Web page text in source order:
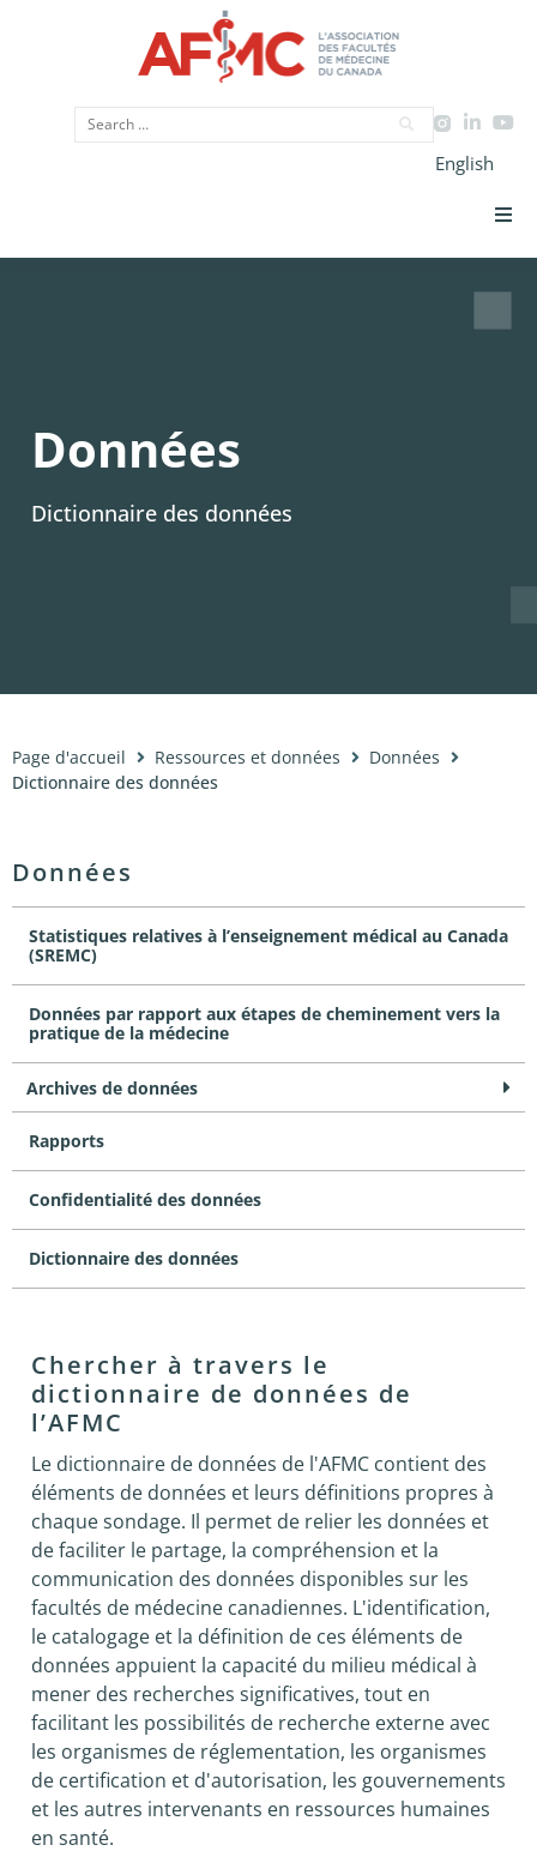
English
Plaidoyer
Initiatives
Données
Dictionnaire des données
Page d'accueil Ressources et données
Données
Dictionnaire des données
Données
Statistiques relatives à l’enseignement médical au Canada
(SREMC)
Données par rapport aux étapes de cheminement vers la
pratique de la médecine
Archives de données
Rapports
Confidentialité des données
Dictionnaire des données
Chercher à travers le
dictionnaire de données de
l’AFMC
Le dictionnaire de données de l'AFMC contient des
éléments de données et leurs définitions propres à
chaque sondage. Il permet de relier les données et
de faciliter le partage, la compréhension et la
communication des données disponibles sur les
facultés de médecine canadiennes. L'identification,
le catalogage et la définition de ces éléments de
données appuient la capacité du milieu médical à
mener des recherches significatives, tout en
facilitant les possibilités de recherche externe avec
les organismes de réglementation, les organismes
de certification et d'autorisation, les gouvernements
et les autres intervenants en ressources humaines
en santé.